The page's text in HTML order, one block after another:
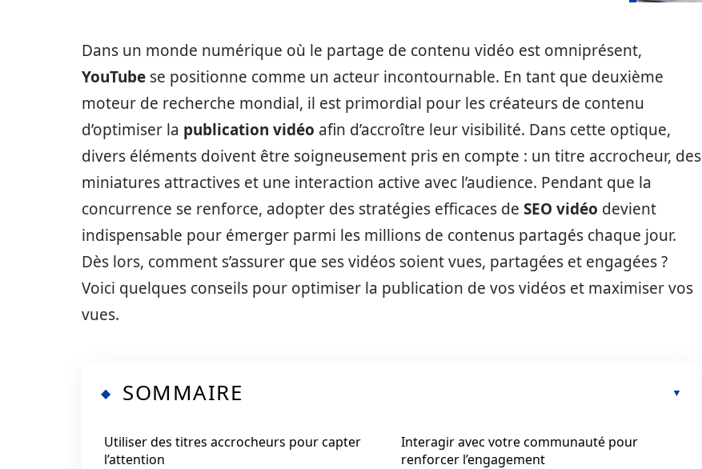
Dans un monde numérique où le partage de contenu vidéo est omniprésent,
YouTube se positionne comme un acteur incontournable. En tant que deuxième
moteur de recherche mondial, il est primordial pour les créateurs de contenu
d’optimiser la publication vidéo afin d’accroître leur visibilité. Dans cette optique,
divers éléments doivent être soigneusement pris en compte : un titre accrocheur, des
miniatures attractives et une interaction active avec l’audience. Pendant que la
concurrence se renforce, adopter des stratégies efficaces de SEO vidéo devient
indispensable pour émerger parmi les millions de contenus partagés chaque jour.
Dès lors, comment s’assurer que ses vidéos soient vues, partagées et engagées ?
Voici quelques conseils pour optimiser la publication de vos vidéos et maximiser vos
vues.
SOMMAIRE
Utiliser des titres accrocheurs pour capter
l’attention
Interagir avec votre communauté pour
renforcer l’engagement